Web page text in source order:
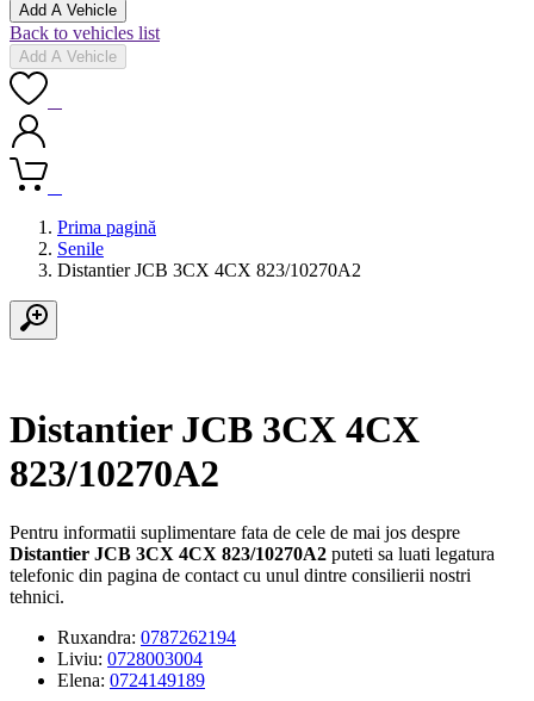
Add A Vehicle
Back to vehicles list
Add A Vehicle
Prima pagină
Senile
Distantier JCB 3CX 4CX 823/10270A2
Distantier JCB 3CX 4CX
823/10270A2
Pentru informatii suplimentare fata de cele de mai jos despre
Distantier JCB 3CX 4CX 823/10270A2 puteti sa luati legatura
telefonic din pagina de contact cu unul dintre consilierii nostri
tehnici.
Ruxandra: 0787262194
Liviu: 0728003004
Elena: 0724149189